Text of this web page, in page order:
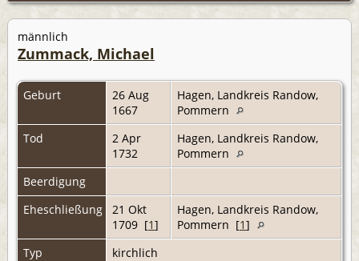
männlich
Zummack, Michael
Geburt
26 Aug
1667
Hagen, Landkreis Randow,
Pommern
Tod
2 Apr
1732
Hagen, Landkreis Randow,
Pommern
Beerdigung
Eheschließung
21 Okt
1709 [1]
Hagen, Landkreis Randow,
Pommern [1]
Typ
kirchlich